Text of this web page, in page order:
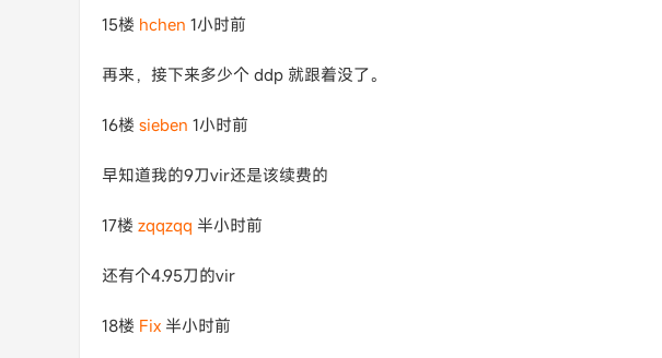
15楼 hchen 1小时前
再来，接下来多少个 ddp 就跟着没了。
16楼 sieben 1小时前
早知道我的9刀vir还是该续费的
17楼 zqqzqq 半小时前
还有个4.95刀的vir
18楼 Fix 半小时前